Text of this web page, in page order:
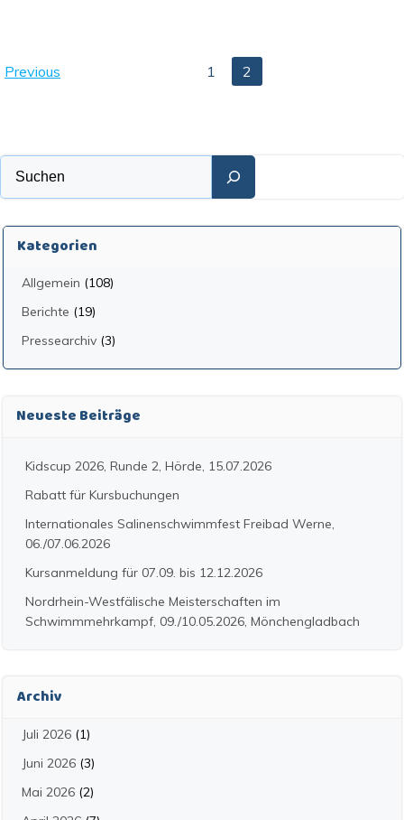
Posts
navigation
Previous Page
1 Page
2
Kategorien
Allgemein (108)
Berichte (19)
Pressearchiv (3)
Neueste Beiträge
Kidscup 2026, Runde 2, Hörde, 15.07.2026
Rabatt für Kursbuchungen
Internationales Salinenschwimmfest Freibad Werne,
06./07.06.2026
Kursanmeldung für 07.09. bis 12.12.2026
Nordrhein-Westfälische Meisterschaften im
Schwimmmehrkampf, 09./10.05.2026, Mönchengladbach
Archiv
Juli 2026 (1)
Juni 2026 (3)
Mai 2026 (2)